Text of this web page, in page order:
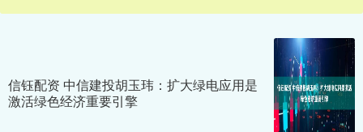
信钰配资 中信建投胡玉玮：扩大绿电应用是
激活绿色经济重要引擎